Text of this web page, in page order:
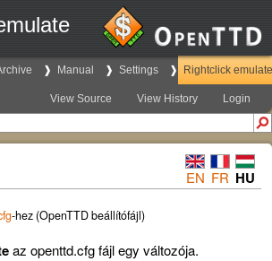
Manual Settings Rightclick emulate
View Source View History Login
EN FR HU
-hez (OpenTTD beállítófájl)
az openttd.cfg fájl egy változója.